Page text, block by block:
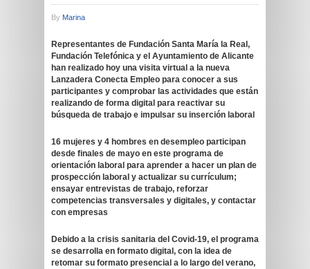
By Marina
Representantes de Fundación Santa María la Real,
Fundación Telefónica y el Ayuntamiento de Alicante
han realizado hoy una visita virtual a la nueva
Lanzadera Conecta Empleo para conocer a sus
participantes y comprobar las actividades que están
realizando de forma digital para reactivar su
búsqueda de trabajo e impulsar su inserción laboral
16 mujeres y 4 hombres en desempleo participan
desde finales de mayo en este programa de
orientación laboral para aprender a hacer un plan de
prospección laboral y actualizar su currículum;
ensayar entrevistas de trabajo, reforzar
competencias transversales y digitales, y contactar
con empresas
Debido a la crisis sanitaria del Covid-19, el programa
se desarrolla en formato digital, con la idea de
retomar su formato presencial a lo largo del verano,